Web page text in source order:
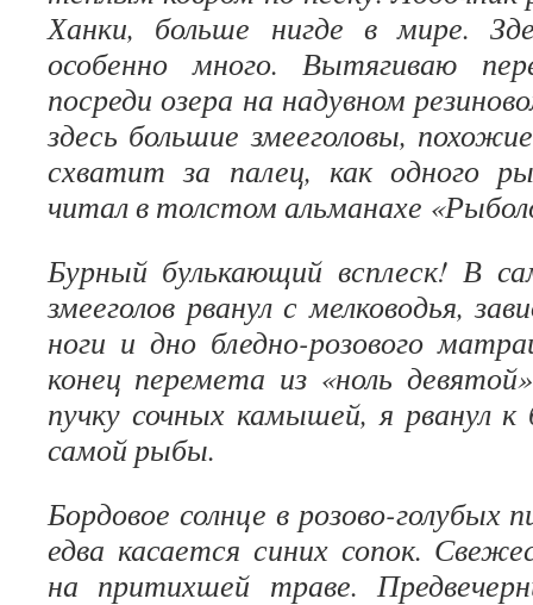
Ханки, больше нигде в мире.
особенно много. Вытягиваю
посреди озера на надувном
здесь большие змееголовы,
схватит за палец, как одного
читал в толстом альманахе
Бурный булькающий всплеск! В
змееголов рванул с мелководья,
ноги и дно бледно-розового
конец перемета из «ноль
пучку сочных камышей, я рванул
самой рыбы.
Бордовое солнце в розово-голубых
едва касается синих сопок.
на притихшей траве.